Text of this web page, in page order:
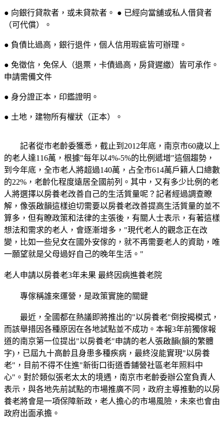
● 向銀行貸款者，或未貸款者。 ● 已經向當舖或私人借貸者
（可代償）。
● 負債比過高，銀行退件，個人信用瑕疵皆可辦理。
● 免徵信，免保人（退票，卡債過高，房貸遲繳）皆可承作。
申請需備文件
● 身分證正本，印鑑證明。
● 土地，建物所有權狀（正本）。
記者從市老齡委獲悉，截止到2012年底，南京市60歲以上
的老人達116萬，根據"每年以4%-5%的比例遞增"這個趨勢，
到今年底，全市老人將超過140萬，占全市614萬戶籍人口總數
的22%，老齡化程度遠居全國前列。其中，又有多少比例的老
人將選擇以房養老改善自己的生活質量呢？記者經過調查瞭
解，像張啟韻這樣迫切需要以房養老改善提高生活質量的並不
算多，但有瞭政策和法律的主張後，有關人士表示，有著這樣
想法和需求的老人，會逐漸增多，"現代老人的觀念正在改
變，比如一些兒女在國外安傢的，就不再需要老人的資助，唯
一願望就是父母過好自己的晚年生活。"
老人申請以房養老3年未果 最終因病進養老院
專傢稱誰來運營，是政策實施的關鍵
最近，全國都在熱議即將推出的"以房養老"倒按揭模式，
而該舉措因各種原因在各地試點並不成功。本報3年前獨傢報
道的南京第一位提出"以房養老"申請的老人張啟韻(韻的繁體
字)，已屆九十高齡且身患多種疾病，最終沒能實現"以房養
老"，目前不得不住進"新街口街道香鋪營社區老年照料中
心"。對於類似張老太太的境遇，南京市老齡委辦公室負責人
表示，與各地先前試點的市場推廣不同，政府主導推動的以房
養老將會是一項保障新政，老人擔心的市場風險，未來也會由
政府出面承擔。